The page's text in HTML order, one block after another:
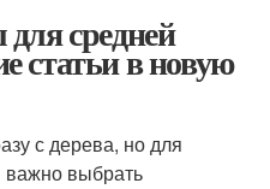
средней
статьи в новую
с дерева, но для
важно выбрать